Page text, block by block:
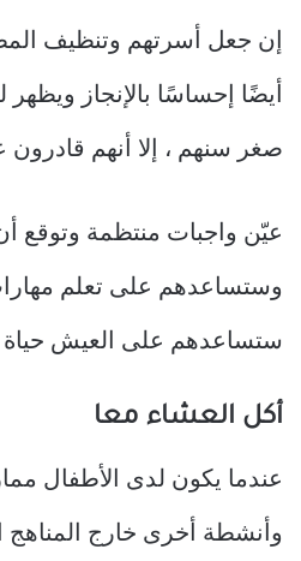
إن جعل أسرتهم وتنظيف
أيضًا إحساسًا بالإنجاز
صغر سنهم ، إلا أنهم قادرون
عيّن واجبات منتظمة وتوقع
وستساعدهم على تعلم
ستساعدهم على العيش حياة
أكل العشاء معا
عندما يكون لدى الأطفال
وأنشطة أخرى خارج المناهج